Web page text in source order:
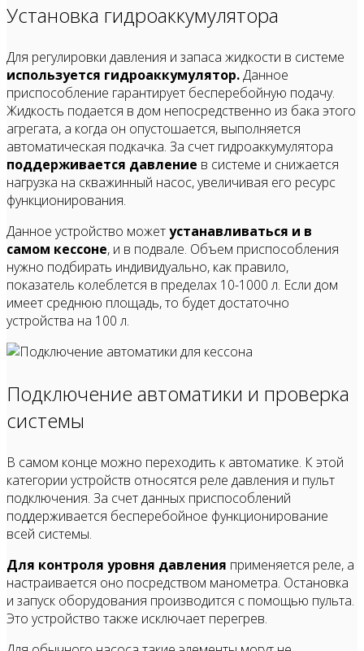
Установка гидроаккумулятора
Для регулировки давления и запаса жидкости в системе
используется гидроаккумулятор.Данное
приспособление гарантирует бесперебойную подачу.
Жидкость подается в дом непосредственно из бака этого
агрегата, а когда он опустошается, выполняется
автоматическая подкачка. За счет гидроаккумулятора
поддерживается давление в системе и снижается
нагрузка на скважинный насос, увеличивая его ресурс
функционирования.
Данное устройство можетустанавливаться и в
самом кессоне, и в подвале. Объем приспособления
нужно подбирать индивидуально, как правило,
показатель колеблется в пределах 10-1000 л. Если дом
имеет среднюю площадь, то будет достаточно
устройства на 100 л.
Подключение автоматики и проверка
системы
В самом конце можно переходить к автоматике. К этой
категории устройств относятся реле давления и пульт
подключения. За счет данных приспособлений
поддерживается бесперебойное функционирование
всей системы.
Для контроля уровня давления применяется реле, а
настраивается оно посредством манометра. Остановка
и запуск оборудования производится с помощью пульта.
Это устройство также исключает перегрев.